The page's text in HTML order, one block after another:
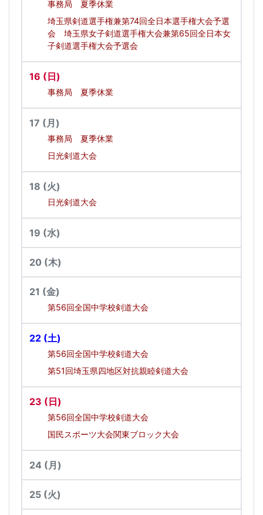
事務局 夏季休業
埼玉県剣道選手権兼第74回全日本選手権大会予選
会 埼玉県女子剣道選手権大会兼第65回全日本女
子剣道選手権大会予選会
16 (日)
事務局 夏季休業
17 (月)
事務局 夏季休業
日光剣道大会
18 (火)
日光剣道大会
19 (水)
20 (木)
21 (金)
第56回全国中学校剣道大会
22 (土)
第56回全国中学校剣道大会
第51回埼玉県四地区対抗親睦剣道大会
23 (日)
第56回全国中学校剣道大会
国民スポーツ大会関東ブロック大会
24 (月)
25 (火)